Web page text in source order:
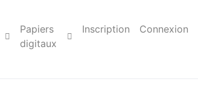
Papiers
digitaux
Inscription Connexion